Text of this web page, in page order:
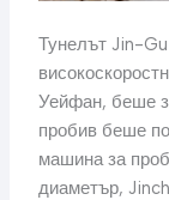
Тунелът Jin-
Уейфан, беше
пробив беше
машина за
диаметър,